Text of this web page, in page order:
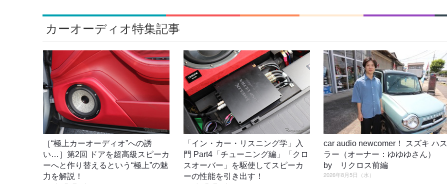
カーオーディオ特集記事
［“極上カーオーディオ”への誘
い…］第2回 ドアを超高級スピーカ
ーへと作り替えるという“極上”の魅
力を解説！
「イン・カー・リスニング学」入
門 Part4「チューニング編」「クロ
スオーバー」を駆使してスピーカ
ーの性能を引き出す！
car audio newcomer！ スズキ ハス
ラー（オーナー：ゆゆゆさん）
by リクロス前編
2026年8月5日（水）